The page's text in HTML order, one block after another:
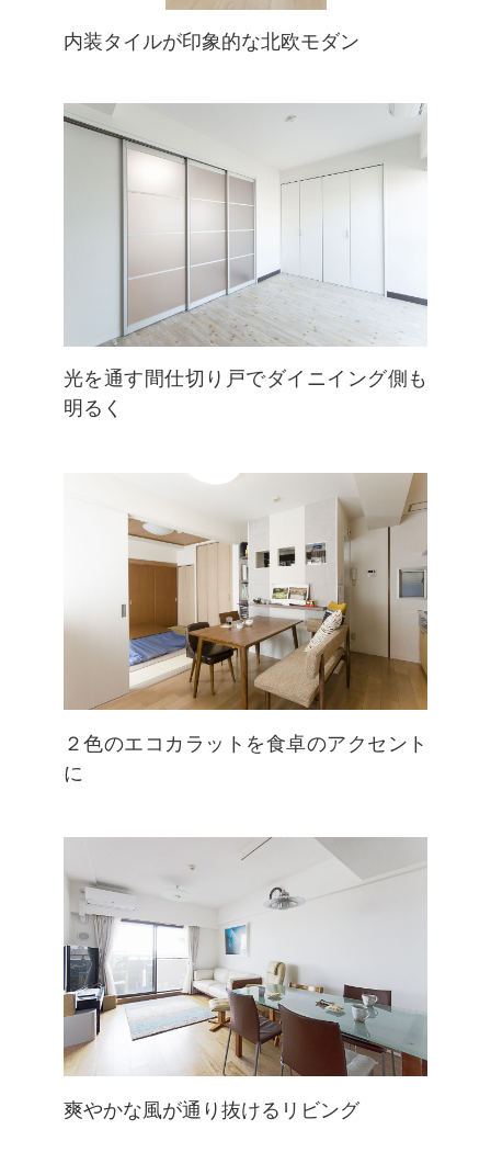
内装タイルが印象的な北欧モダン
光を通す間仕切り戸でダイニイング側も
明るく
２色のエコカラットを食卓のアクセント
に
爽やかな風が通り抜けるリビング